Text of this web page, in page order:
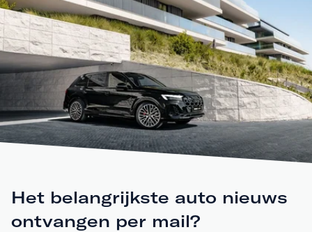
Het belangrijkste auto nieuws
ontvangen per mail?